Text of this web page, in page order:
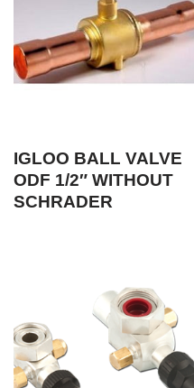
IGLOO BALL VALVE
ODF 1/2″ WITHOUT
SCHRADER